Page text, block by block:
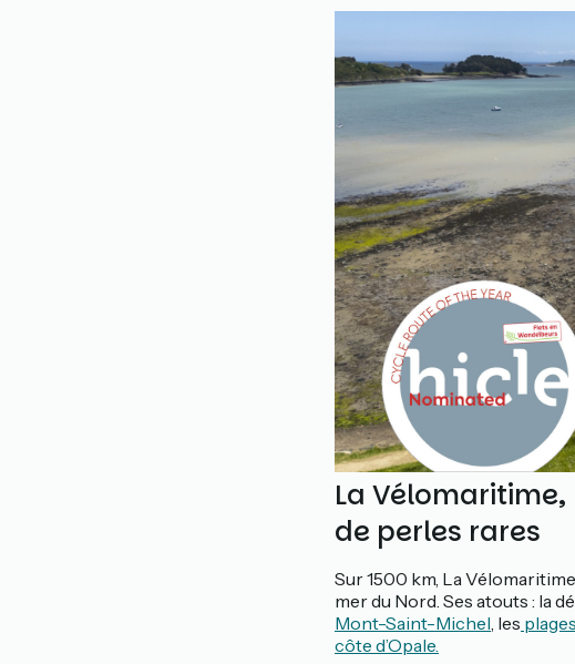
La
de perles rares
Sur 1500 km, La
mer du Nord. Ses atouts : la
Mont-Saint-Michel, les
côte d’Opale.